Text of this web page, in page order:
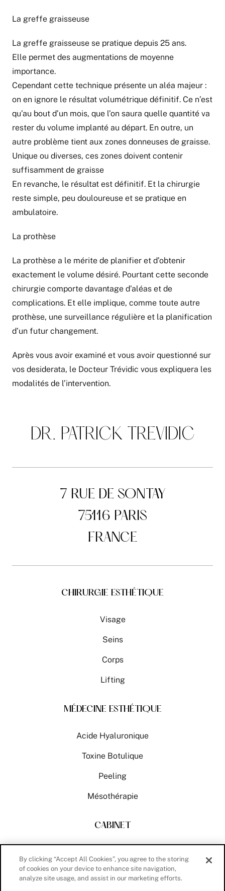
La greffe graisseuse
La greffe graisseuse se pratique depuis 25 ans.
Elle permet des augmentations de moyenne
importance.
Cependant cette technique présente un aléa majeur :
on en ignore le résultat volumétrique définitif. Ce n’est
qu’au bout d’un mois, que l’on saura quelle quantité va
rester du volume implanté au départ. En outre, un
autre problème tient aux zones donneuses de graisse.
Unique ou diverses, ces zones doivent contenir
suffisamment de graisse
En revanche, le résultat est définitif. Et la chirurgie
reste simple, peu douloureuse et se pratique en
ambulatoire.
La prothèse
La prothèse a le mérite de planifier et d’obtenir
exactement le volume désiré. Pourtant cette seconde
chirurgie comporte davantage d’aléas et de
complications. Et elle implique, comme toute autre
prothèse, une surveillance régulière et la planification
d’un futur changement.
Après vous avoir examiné et vous avoir questionné sur
vos desiderata, le Docteur Trévidic vous expliquera les
modalités de l’intervention.
DR. PATRICK TREVIDIC
7 RUE DE SONTAY
75116 PARIS
FRANCE
CHIRURGIE ESTHÉTIQUE
Visage
Seins
Corps
Lifting
MÉDECINE ESTHÉTIQUE
Acide Hyaluronique
Toxine Botulique
Peeling
Mésothérapie
CABINET
Contact
By clicking “Accept All Cookies”, you agree to the storing
of cookies on your device to enhance site navigation,
analyze site usage, and assist in our marketing efforts.